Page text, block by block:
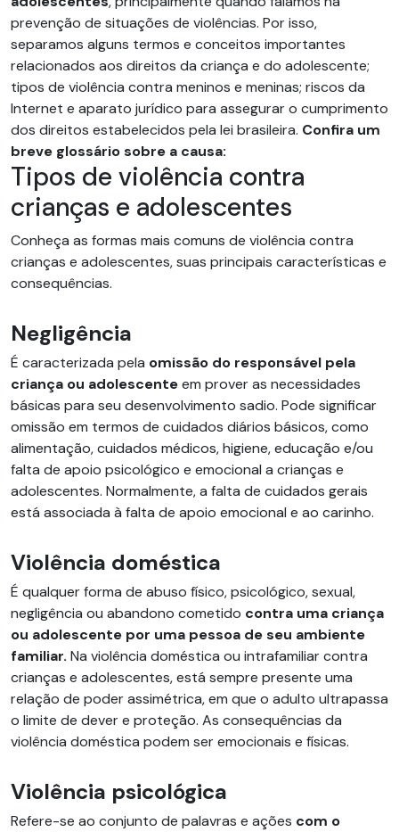
prevenção de situações de violências. Por isso,
separamos alguns termos e conceitos importantes
relacionados aos direitos da criança e do adolescente;
tipos de violência contra meninos e meninas; riscos da
Internet e aparato jurídico para assegurar o cumprimento
dos direitos estabelecidos pela lei brasileira. Confira um
breve glossário sobre a causa:
Tipos de violência contra
crianças e adolescentes
Conheça as formas mais comuns de violência contra
crianças e adolescentes, suas principais características e
consequências.
Negligência
É caracterizada pela omissão do responsável pela
criança ou adolescenteem prover as necessidades
básicas para seu desenvolvimento sadio. Pode significar
omissão em termos de cuidados diários básicos, como
alimentação, cuidados médicos, higiene, educação e/ou
falta de apoio psicológico e emocional a crianças e
adolescentes. Normalmente, a falta de cuidados gerais
está associada à falta de apoio emocional e ao carinho.
Violência doméstica
É qualquer forma de abuso físico, psicológico, sexual,
negligência ou abandono cometido contra uma criança
ou adolescente por uma pessoa de seu ambiente
familiar. Na violência doméstica ou intrafamiliar contra
crianças e adolescentes, está sempre presente uma
relação de poder assimétrica, em que o adulto ultrapassa
o limite de dever e proteção. As consequências da
violência doméstica podem ser emocionais e físicas.
Violência psicológica
Refere-se ao conjunto de palavras e ações com o